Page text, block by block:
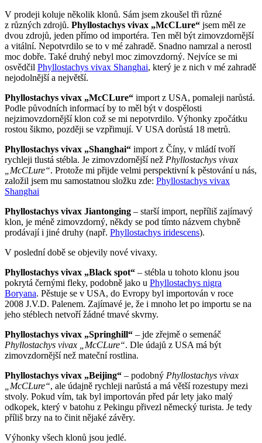
V prodeji koluje několik klonů. Sám jsem zkoušel tři různé
z různých zdrojů. Phyllostachys vivax „McCLure“ jsem měl ze
dvou zdrojů, jeden přímo od importéra. Ten měl být zimovzdornější
a vitální. Nepotvrdilo se to v mé zahradě. Snadno namrzal a nerostl
moc dobře. Také druhý nebyl moc zimovzdorný. Nejvíce se mi
osvědčil Phyllostachys vivax Shanghai, který je z nich v mé zahradě
nejodolnější a největší.
Phyllostachys vivax „McCLure“ import z USA, pomaleji narůstá.
Podle původních informací by to měl být v dospělosti
nejzimovzdornější klon což se mi nepotvrdilo. Výhonky zpočátku
rostou šikmo, později se vzpřimují. V USA dorůstá 18 metrů.
Phyllostachys vivax „Shanghai“ import z Číny, v mládí tvoří
rychleji tlustá stébla. Je zimovzdornější než Phyllostachys vivax
„McCLure“. Protože mi přijde velmi perspektivní k pěstování u nás,
založil jsem mu samostatnou složku zde: Phyllostachys vivax
Shanghai
Phyllostachys vivax Jiantonging – starší import, nepříliš zajímavý
klon, je méně zimovzdorný, někdy se pod tímto názvem chybně
prodávají i jiné druhy (např. Phyllostachys iridescens).
V poslední době se objevily nové vivaxy.
Phyllostachys vivax „Black spot“ – stébla u tohoto klonu jsou
pokrytá černými fleky, podobně jako u Phyllostachys nigra
Boryana. Pěstuje se v USA, do Evropy byl importován v roce
2008 J.V.D. Palenem. Zajímavé je, že i mnoho let po importu se na
jeho stéblech netvoří žádné tmavé skvrny.
Phyllostachys vivax „Springhill“ – jde zřejmě o semenáč
Phyllostachys vivax „McCLure“. Dle údajů z USA má být
zimovzdornější než mateční rostlina.
Phyllostachys vivax „Beijing“ – podobný Phyllostachys vivax
„McCLure“, ale údajně rychleji narůstá a má větší rozestupy mezi
stvoly. Pokud vím, tak byl importován před pár lety jako malý
odkopek, který v batohu z Pekingu přivezl německý turista. Je tedy
příliš brzy na to činit nějaké závěry.
Výhonky všech klonů jsou jedlé.